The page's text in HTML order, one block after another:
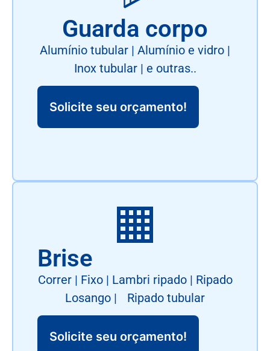
Guarda corpo
Alumínio tubular | Alumínio e vidro |
Inox tubular | e outras..
Solicite seu orçamento!
Brise
Correr | Fixo | Lambri ripado | Ripado
Losango | Ripado tubular
Solicite seu orçamento!